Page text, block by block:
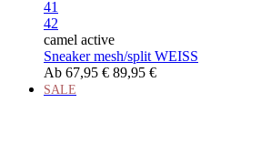
41
42
camel active
Sneaker mesh/split WEISS
Ab 67,95 € 89,95 €
SALE